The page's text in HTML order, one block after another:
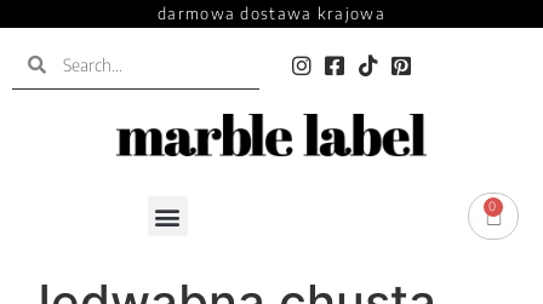
darmowa dostawa krajowa
0